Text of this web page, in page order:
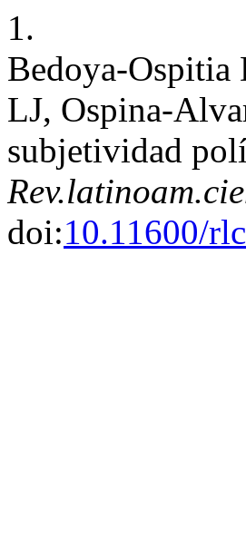
1.
Bedoya-
LJ, Ospina-
subjetividad
doi:10.11600/